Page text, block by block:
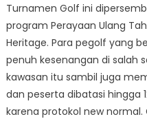
Turnamen Golf ini
program Perayaan Ulang
Heritage. Para pegolf yang
penuh kesenangan di salah
kawasan itu sambil juga
dan peserta dibatasi hingga
karena protokol new